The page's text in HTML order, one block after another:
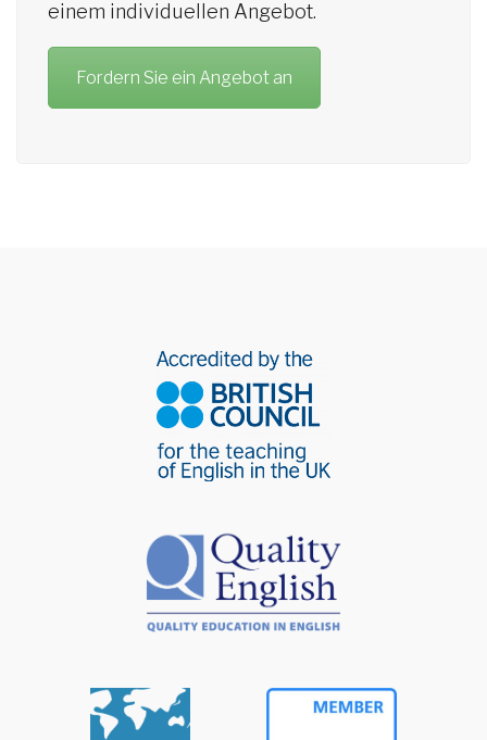
einem individuellen Angebot.
Fordern Sie ein Angebot an